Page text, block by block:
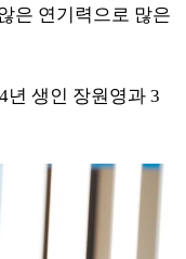
은 연기력으로 많은
년 생인 장원영과 3